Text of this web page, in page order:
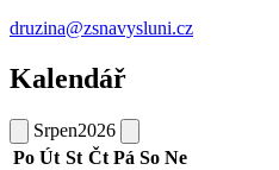
druzina@zsnavysluni.cz
Kalendář
Srpen2026
Po Út St Čt Pá So Ne